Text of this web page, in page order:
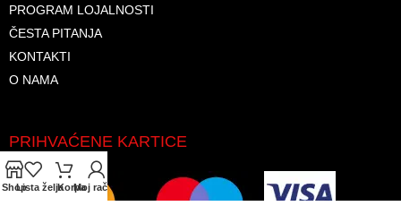
PROGRAM LOJALNOSTI
ČESTA PITANJA
KONTAKTI
O NAMA
PRIHVAĆENE KARTICE
ShopLista željaKorpaMoj račun